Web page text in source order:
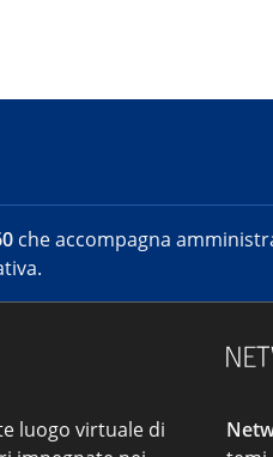
che accompagna
luogo virtuale di